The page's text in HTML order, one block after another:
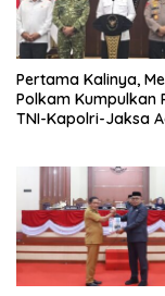
Pertama Kalinya,
Polkam Kumpulkan
TNI-Kapolri-Jaksa